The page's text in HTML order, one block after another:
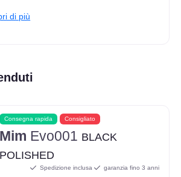
di più
Consegna rapida Consigliato
Mim Evo001 BLACK
POLISHED
Spedizione inclusa garanzia fino 3 anni